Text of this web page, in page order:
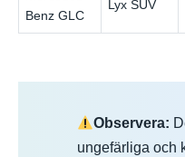
Benz GLC
Lyx SUV
Observera:
ungefärliga och